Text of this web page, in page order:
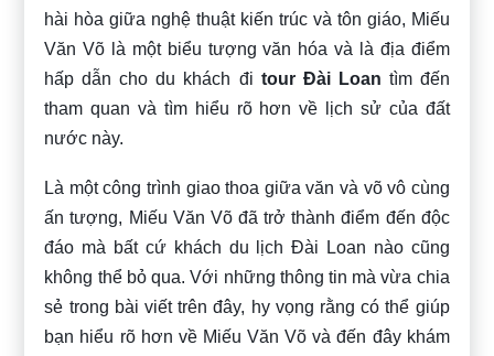
hài hòa giữa nghệ thuật kiến trúc và tôn giáo, Miếu
Văn Võ là một biểu tượng văn hóa và là địa điểm
hấp dẫn cho du khách đi tour Đài Loan tìm đến
tham quan và tìm hiểu rõ hơn về lịch sử của đất
nước này.
Là một công trình giao thoa giữa văn và võ vô cùng
ấn tượng, Miếu Văn Võ đã trở thành điểm đến độc
đáo mà bất cứ khách du lịch Đài Loan nào cũng
không thể bỏ qua. Với những thông tin màvừa chia
sẻ trong bài viết trên đây, hy vọng rằng có thể giúp
bạn hiểu rõ hơn về Miếu Văn Võ và đến đây khám